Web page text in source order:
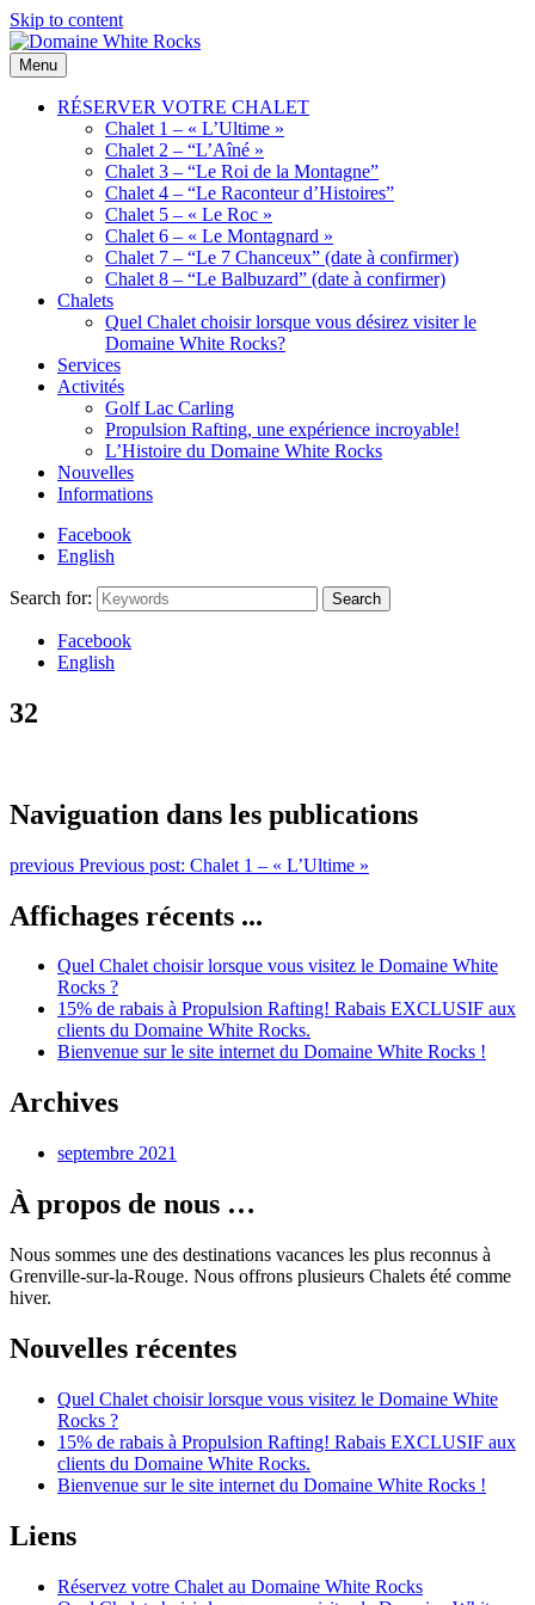
Skip to content
Domaine
White
Location
Menu
RÉSERVER VOTRE CHALET
Chalet 1 – « L’Ultime »
Chalet 2 – “L’Aîné »
Chalet 3 – “Le Roi de la Montagne”
Chalet 4 – “Le Raconteur d’Histoires”
Chalet 5 – « Le Roc »
Chalet 6 – « Le Montagnard »
Chalet 7 – “Le 7 Chanceux” (date à confirmer)
Chalet 8 – “Le Balbuzard” (date à confirmer)
Chalets
Quel Chalet choisir lorsque vous désirez visiter le
Domaine White Rocks?
Services
Activités
Golf Lac Carling
Propulsion Rafting, une expérience incroyable!
L’Histoire du Domaine White Rocks
Nouvelles
Informations
Facebook
English
Search for: Search
Facebook
English
32
Naviguation dans les publications
previous Previous post: Chalet 1 – « L’Ultime »
Affichages récents ...
Quel Chalet choisir lorsque vous visitez le Domaine White
Rocks ?
15% de rabais à Propulsion Rafting! Rabais EXCLUSIF aux
clients du Domaine White Rocks.
Bienvenue sur le site internet du Domaine White Rocks !
Archives
septembre 2021
À propos de nous …
Nous sommes une des destinations vacances les plus reconnus à
Grenville-sur-la-Rouge. Nous offrons plusieurs Chalets été comme
hiver.
Nouvelles récentes
Quel Chalet choisir lorsque vous visitez le Domaine White
Rocks ?
15% de rabais à Propulsion Rafting! Rabais EXCLUSIF aux
clients du Domaine White Rocks.
Bienvenue sur le site internet du Domaine White Rocks !
Liens
Réservez votre Chalet au Domaine White Rocks